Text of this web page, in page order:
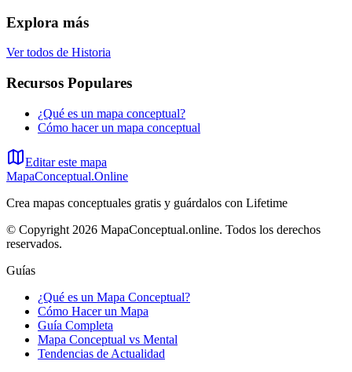
Explora más
Ver todos de Historia
Recursos Populares
¿Qué es un mapa conceptual?
Cómo hacer un mapa conceptual
Editar este mapa
MapaConceptual.Online
Crea mapas conceptuales gratis y guárdalos con Lifetime
© Copyright 2026 MapaConceptual.online. Todos los derechos
reservados.
Guías
¿Qué es un Mapa Conceptual?
Cómo Hacer un Mapa
Guía Completa
Mapa Conceptual vs Mental
Tendencias de Actualidad